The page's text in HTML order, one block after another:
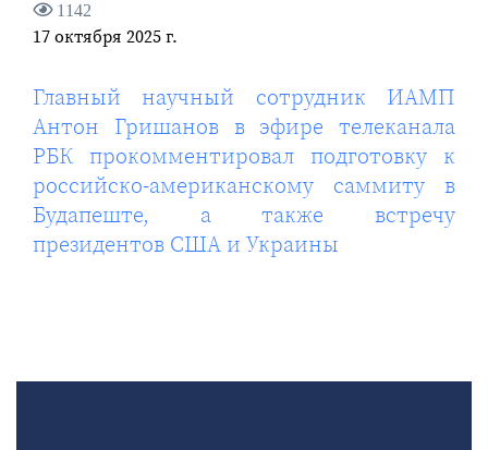
1142
17 октября 2025 г.
Главный научный сотрудник ИАМП
Антон Гришанов в эфире телеканала
РБК прокомментировал подготовку к
российско-американскому саммиту в
Будапеште, а также встречу
президентов США и Украины